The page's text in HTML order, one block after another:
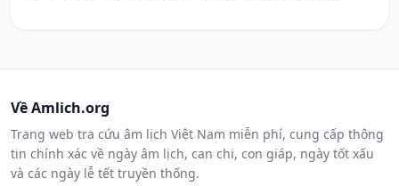
Về Amlich.org
Trang web tra cứu âm lịch Việt Nam miễn phí, cung cấp thông
tin chính xác về ngày âm lịch, can chi, con giáp, ngày tốt xấu
và các ngày lễ tết truyền thống.